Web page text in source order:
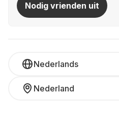
Nodig vrienden uit
Nederlands
Nederland